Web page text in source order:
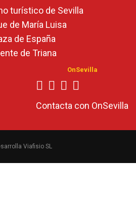
turístico de Sevilla
de María Luisa
de España
de Triana
OnSevilla
Contacta con OnSevilla
Viafisio SL